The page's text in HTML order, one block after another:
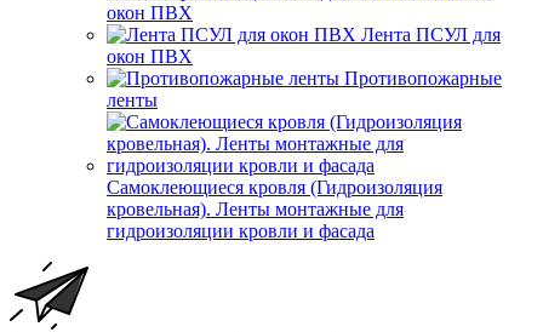
окон ПВХ
Лента ПСУЛ для
окон ПВХ
Противопожарные
ленты
Самоклеющиеся кровля (Гидроизоляция
кровельная). Ленты монтажные для
гидроизоляции кровли и фасада